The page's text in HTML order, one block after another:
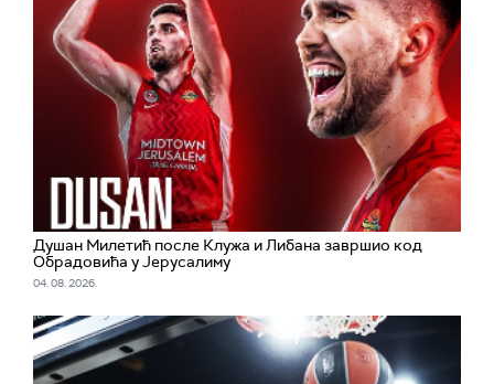
Душан Милетић после Клужа и Либана завршио код
Обрадовића у Јерусалиму
04. 08. 2026.